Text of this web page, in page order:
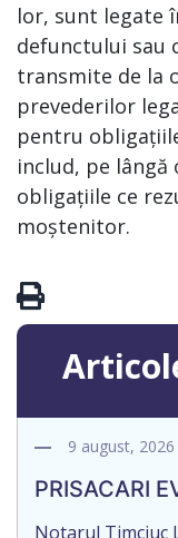
lor, sunt legate
defunctului sau
transmite de la
prevederilor
pentru
includ, pe
obligațiile ce
moștenitor.
9 august, 2026
PRISACARI
Notarul Timciuc